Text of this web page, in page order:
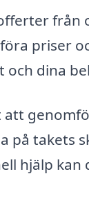
från
priser
och dina
att
på takets
hjälp kan